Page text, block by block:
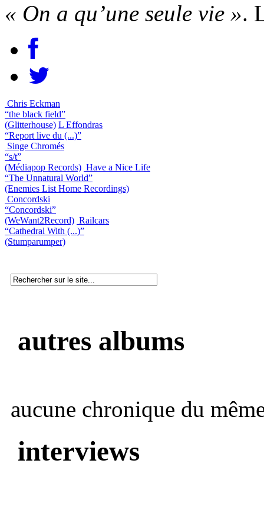
« On a qu’une seule vie ».
Chris Eckman
“the black field”
(Glitterhouse) L Effondras
“Report live du (...)”
Singe Chromés
“s/t”
(Médiapop Records) Have a Nice Life
“The Unnatural World”
(Enemies List Home Recordings)
Concordski
“Concordski”
(WeWant2Record) Railcars
“Cathedral With (...)”
(Stumparumper)
autres albums
aucune chronique du
interviews